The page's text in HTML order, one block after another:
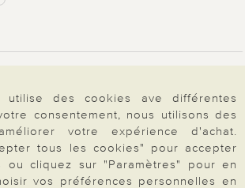
nous
utilise des cookies ave différentes
consentement, nous utilisons des
votre expérience d'achat.
tous les cookies" pour accepter
ou cliquez sur "Paramètres" pour en
vos préférences personnelles en